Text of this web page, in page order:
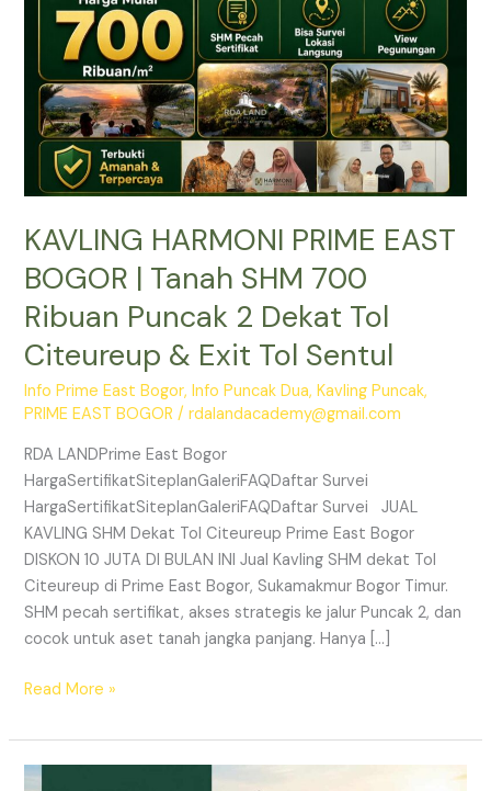
KAVLING HARMONI PRIME EAST
BOGOR | Tanah SHM 700
Ribuan Puncak 2 Dekat Tol
Citeureup & Exit Tol Sentul
Info Prime East Bogor,Info Puncak Dua,Kavling Puncak,
PRIME EAST BOGOR /rdalandacademy@gmail.com
RDA LANDPrime East Bogor
HargaSertifikatSiteplanGaleriFAQDaftar Survei
HargaSertifikatSiteplanGaleriFAQDaftar Survei JUAL
KAVLING SHM Dekat Tol Citeureup Prime East Bogor
DISKON 10 JUTA DI BULAN INI Jual Kavling SHM dekat Tol
Citeureup di Prime East Bogor, Sukamakmur Bogor Timur.
SHM pecah sertifikat, akses strategis ke jalur Puncak 2, dan
cocok untuk aset tanah jangka panjang. Hanya […]
Tanah
700
Ribuan
Puncak
Dekat
Citeureup
Exit
Tol
Read More »
HARMONI